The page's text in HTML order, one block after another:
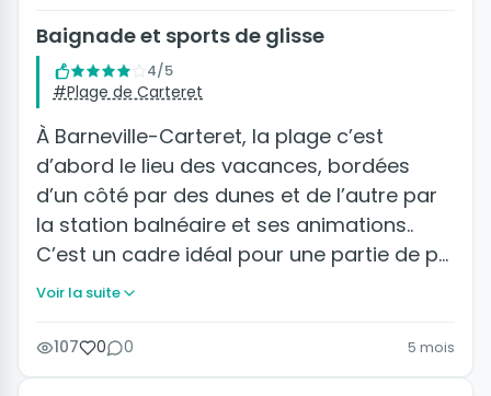
Baignade et sports de glisse
4/5
#Plage de Carteret
À Barneville-Carteret, la plage c’est
d’abord le lieu des vacances, bordées
d’un côté par des dunes et de l’autre par
la station balnéaire et ses animations..
C’est un cadre idéal pour une partie de p…
Voir la suite
107 0 0 5 mois